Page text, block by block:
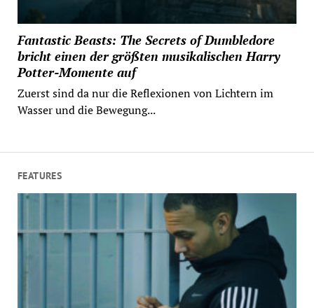
Fantastic Beasts: The Secrets of Dumbledore
bricht einen der größten musikalischen Harry
Potter-Momente auf
Zuerst sind da nur die Reflexionen von Lichtern im
Wasser und die Bewegung...
FEATURES